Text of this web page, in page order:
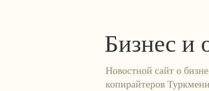
Бизнес и
Новостной сайт о
копирайтеров